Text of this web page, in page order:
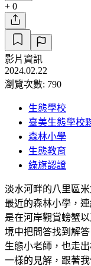
+ 0
影片資訊
2024.02.22
瀏覽次數: 790
生態學校
臺美生態學校
森林小學
生態教育
綠旗認證
淡水河畔的八里區
最近的森林小學，
是在河岸觀賞螃蟹
境中把問答找到解
生態小老師，也走
一樣的見解，跟著